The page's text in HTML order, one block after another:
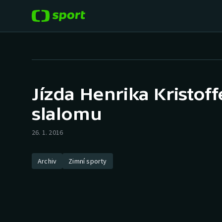
Hokej
Tenis
Cyklistika
Baseball a softbal
Jízda Henrika
slalomu
26. 1. 2016
Archiv Zimní sporty